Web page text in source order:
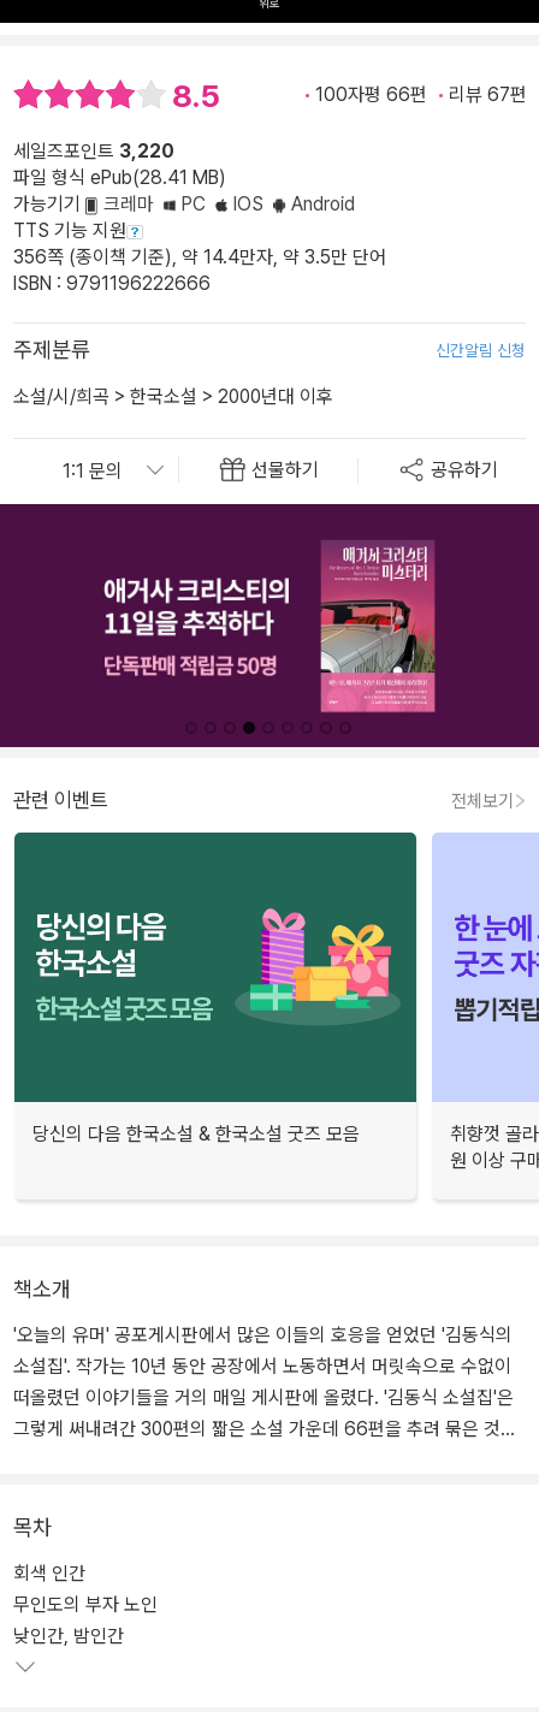
8.5 100자평 66편 리뷰 67편
세일즈포인트 3,220
파일 형식 ePub(28.41 MB)
가능기기
크레마 PC IOS
Android
TTS 기능 지원
356쪽 (종이책 기준), 약 14.4만자, 약 3.5만 단어
ISBN : 9791196222666
주제분류 신간알림 신청
소설/시/희곡 > 한국소설 > 2000년대 이후
선물하기 공유하기
관련 이벤트 전체보기
당신의 다음 한국소설 & 한국소설 굿즈 모음
취향껏 골
원 이상 구
책소개
'오늘의 유머' 공포게시판에서 많은 이들의 호응을 얻었던 '김동식의
소설집'. 작가는 10년 동안 공장에서 노동하면서 머릿속으로 수없이
떠올렸던 이야기들을 거의 매일 게시판에 올렸다. '김동식 소설집'은
그렇게 써내려간 300편의 짧은 소설 가운데 66편을 추려 묶은 것이
목차
회색 인간
무인도의 부자 노인
낮인간, 밤인간